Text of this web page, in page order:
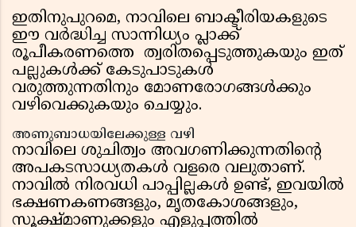
ഇതിനുപുറമെ, നാവിലെ ബാക്ടീരിയകളുടെ
ഈ വർദ്ധിച്ച സാന്നിധ്യം പ്ലാക്ക്
രൂപീകരണത്തെ ത്വരിതപ്പെടുത്തുകയും ഇത്
പല്ലുകൾക്ക് കേടുപാടുകൾ
വരുത്തുന്നതിനും മോണരോഗങ്ങൾക്കും
വഴിവെക്കുകയും ചെയ്യും.
അണുബാധയിലേക്കുള്ള വഴി
നാവിലെ ശുചിത്വം അവഗണിക്കുന്നതിന്റെ
അപകടസാധ്യതകൾ വളരെ വലുതാണ്.
നാവിൽ നിരവധി പാപ്പില്ലകൾ ഉണ്ട്, ഇവയിൽ
ഭക്ഷണകണങ്ങളും, മൃതകോശങ്ങളും,
സൂക്ഷ്മാണുക്കളും എളുപ്പത്തിൽ